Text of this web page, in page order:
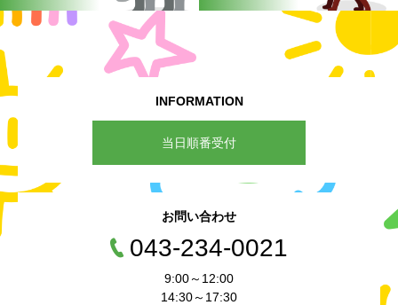
INFORMATION
当日順番受付
お問い合わせ
043-234-0021
9:00～12:00
14:30～17:30